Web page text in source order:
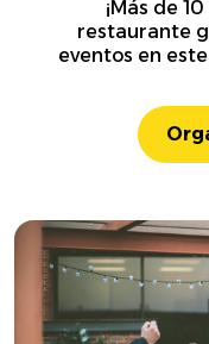
¡Más de
restaurante
eventos en